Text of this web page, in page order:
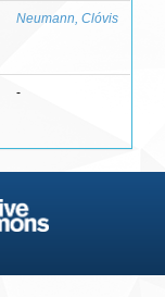
Neumann, Clóvis
-